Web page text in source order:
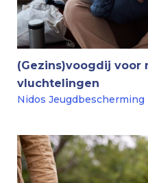
(Gezins)voogdij voor
vluchtelingen
Nidos Jeugdbescherming